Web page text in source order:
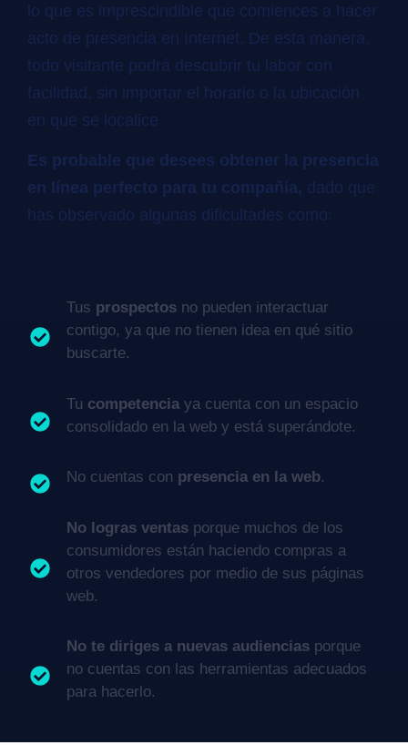
lo que es imprescindible que comiences a hacer
acto de presencia en Internet. De esta manera,
todo visitante podrá descubrir tu labor con
facilidad, sin importar el horario o la ubicación
en que se localice.
Es probable que desees obtener la presencia
en línea perfecto para tu compañía, dado que
has observado algunas dificultades como:
Tus prospectosno pueden interactuar
contigo, ya que no tienen idea en qué sitio
buscarte.
Tu competenciaya cuenta con un espacio
consolidado en la web y está superándote.
No cuentas con presencia en la web.
No logras ventasporque muchos de los
consumidores están haciendo compras a
otros vendedores por medio de sus páginas
web.
No te diriges a nuevas audienciasporque
no cuentas con las herramientas adecuados
para hacerlo.